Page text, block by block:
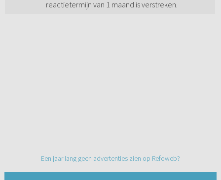
reactietermijn van 1 maand is verstreken.
Een jaar lang geen advertenties zien op Refoweb?